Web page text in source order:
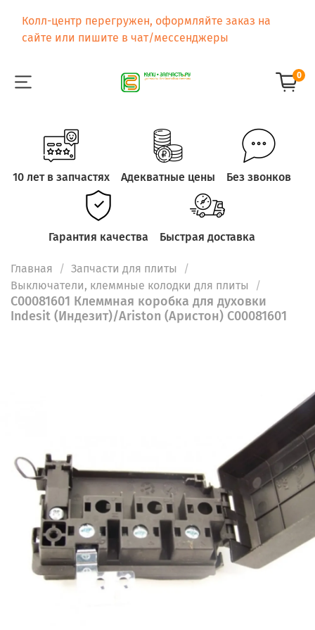
Колл-центр перегружен, оформляйте заказ на
сайте или пишите в чат/мессенджеры
0
10 лет в запчастях Адекватные цены Без звонков
Гарантия качества Быстрая доставка
Главная
Запчасти для плиты
Выключатели, клеммные колодки для плиты
C00081601 Клеммная коробка для духовки
Indesit (Индезит)/Ariston (Аристон) C00081601